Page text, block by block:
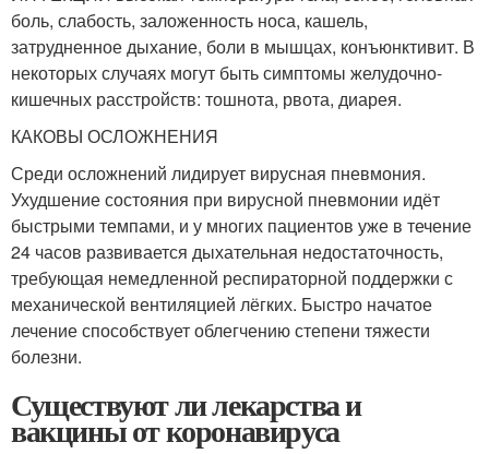
боль, слабость, заложенность носа, кашель,
затрудненное дыхание, боли в мышцах, конъюнктивит. В
некоторых случаях могут быть симптомы желудочно-
кишечных расстройств: тошнота, рвота, диарея.
КАКОВЫ ОСЛОЖНЕНИЯ
Среди осложнений лидирует вирусная пневмония.
Ухудшение состояния при вирусной пневмонии идёт
быстрыми темпами, и у многих пациентов уже в течение
24 часов развивается дыхательная недостаточность,
требующая немедленной респираторной поддержки с
механической вентиляцией лёгких. Быстро начатое
лечение способствует облегчению степени тяжести
болезни.
Существуют ли лекарства и
вакцины от коронавируса